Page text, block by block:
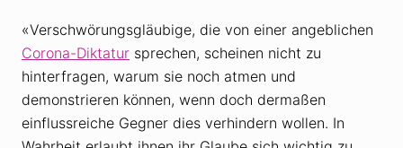
«Verschwörungsgläubige, die von einer angeblichen
Corona-Diktatur sprechen, scheinen nicht zu
hinterfragen, warum sie noch atmen und
demonstrieren können, wenn doch dermaßen
einflussreiche Gegner dies verhindern wollen. In